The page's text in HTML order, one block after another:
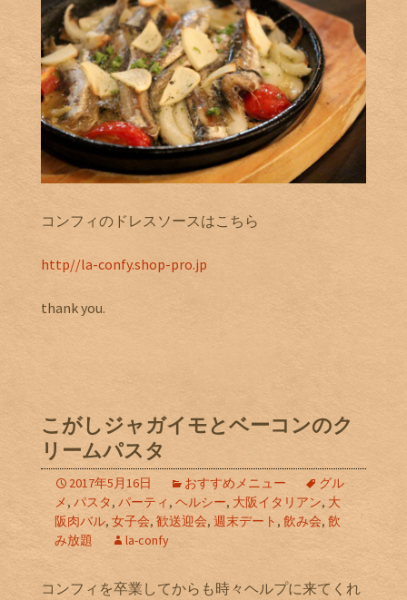
コンフィのドレスソースはこちら
http//la-confy.shop-pro.jp
thank you.
こがしジャガイモとベーコンのク
リームパスタ
2017年5月16日 おすすめメニュー
グル
メ, パスタ, パーティ , ヘルシー, 大阪イタリアン, 大
阪肉バル, 女子会, 歓送迎会, 週末デート , 飲み会, 飲
み放題
la-confy
コンフィを卒業してからも時々ヘルプに来てくれ